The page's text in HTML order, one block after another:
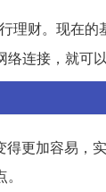
理财。现在的
连接，就可
更加容易，